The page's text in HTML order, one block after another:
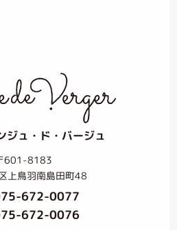
ジュ・ド・バージュ
601-8183
上鳥羽南島田町48
672-0077
672-0076